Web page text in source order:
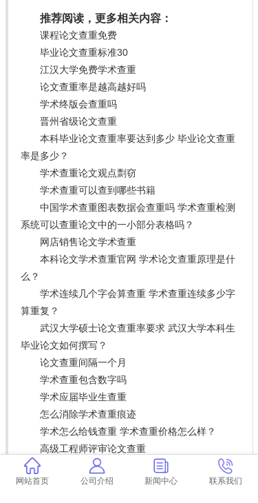
推荐阅读，更多相关内容：
课程论文查重免费
毕业论文查重标准30
江汉大学免费学术查重
论文查重率是越高越好吗
学术终版会查重吗
晋州省级论文查重
本科毕业论文查重率要达到多少 毕业论文查重
率是多少？
学术查重论文观点剽窃
学术查重可以查到哪些书籍
中国学术查重图表数据会查重吗 学术查重检测
系统可以查重论文中的一小部分表格吗？
网店销售论文学术查重
本科论文学术查重官网 学术论文查重原理是什
么？
学术连续几个字会算查重 学术查重连续多少字
算重复？
武汉大学硕士论文查重率要求 武汉大学本科生
毕业论文如何撰写？
论文查重间隔一个月
学术查重包含数字吗
学术应届毕业生查重
怎么消除学术查重痕迹
学术怎么给钱查重 学术查重价格怎么样？
高级工程师评审论文查重
怎么学习学术查重好慢
学术查重只能用一次吗 学术查重2次是怎么回
网站首页 公司介绍 新闻中心 联系我们